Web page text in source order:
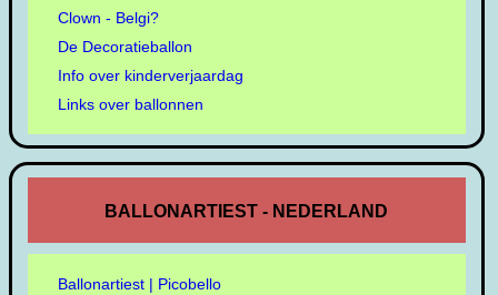
Clown - Belgi?
De Decoratieballon
Info over kinderverjaardag
Links over ballonnen
BALLONARTIEST - NEDERLAND
Ballonartiest | Picobello